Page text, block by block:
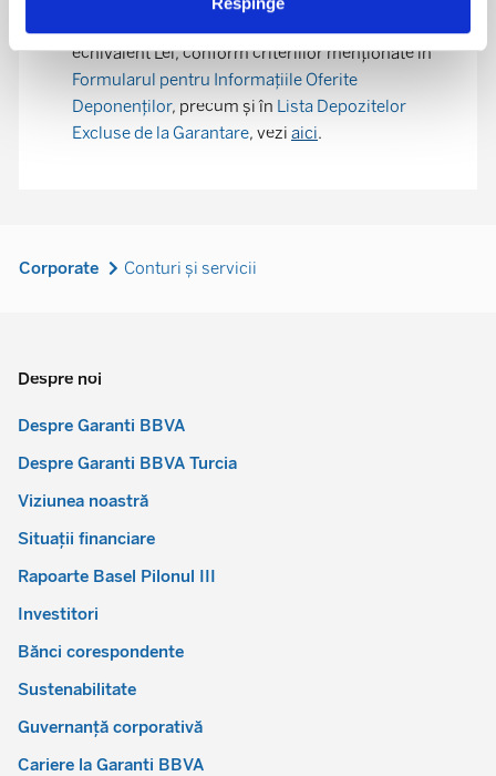
echivalent Lei, conform criteriilor menționate în
Formularul pentru Informațiile Oferite
Deponenților, precum și în Lista Depozitelor
Excluse de la Garantare, vezi aici.
Corporate Conturi și servicii
Despre noi
Despre Garanti BBVA
Despre Garanti BBVA Turcia
Viziunea noastră
Situații financiare
Rapoarte Basel Pilonul III
Investitori
Bănci corespondente
Sustenabilitate
Guvernanță corporativă
Cariere la Garanti BBVA